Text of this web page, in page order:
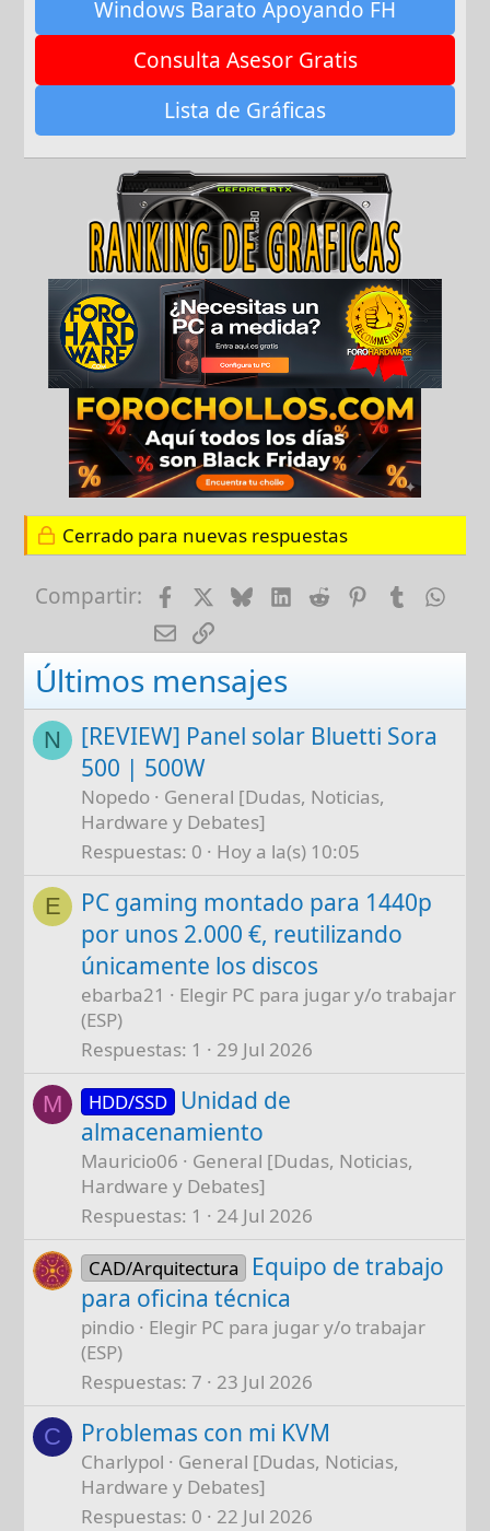
Windows Barato Apoyando FH
Consulta Asesor Gratis
Lista de Gráficas
Cerrado para nuevas respuestas
Compartir: FacebookBlueskyLinkedIn
RedditPinterest
Tumblr
E-mailEnlace
Últimos mensajes
N
[REVIEW] Panel solar Bluetti Sora
500 | 500W
Nopedo
General [Dudas, Noticias,
Hardware y Debates]
Respuestas 0 Hoy a la(s) 10:05
E
PC gaming montado para 1440p
por unos 2.000 €, reutilizando
únicamente los discos
ebarba21
Elegir PC para jugar y/o trabajar
(ESP)
Respuestas 1 29 Jul 2026
M HDD/SSD Unidad de
almacenamiento
Mauricio06
General [Dudas, Noticias,
Hardware y Debates]
Respuestas 1 24 Jul 2026
CAD/Arquitectura
Equipo de trabajo
para oficina técnica
pindio
Elegir PC para jugar y/o trabajar
(ESP)
Respuestas 7 23 Jul 2026
C Problemas con mi KVM
Charlypol
General [Dudas, Noticias,
Hardware y Debates]
Respuestas 0 22 Jul 2026